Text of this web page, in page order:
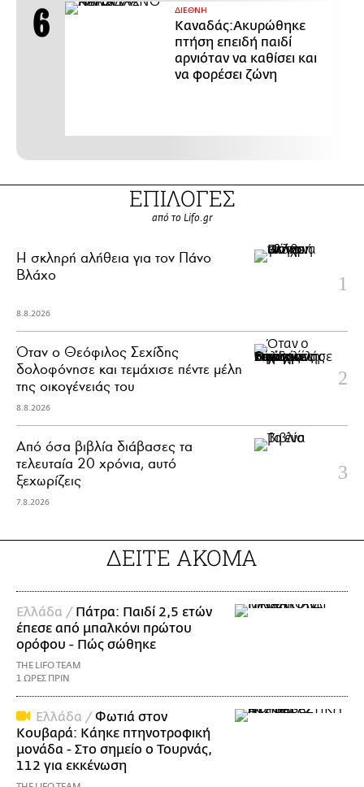
ΔΙΕΘΝΗ
Καναδάς:Ακυρώθηκε
πτήση επειδή παιδί
αρνιόταν να καθίσει και
να φορέσει ζώνη
ΕΠΙΛΟΓΕΣ
από το Lifo.gr
H σκληρή αλήθεια για τον Πάνο
Βλάχο
8.8.2026
Όταν ο Θεόφιλος Σεχίδης
δολοφόνησε και τεμάχισε πέντε μέλη
της οικογένειάς του
8.8.2026
Από όσα βιβλία διάβασες τα
τελευταία 20 χρόνια, αυτό
ξεχωρίζεις
7.8.2026
ΔΕΙΤΕ ΑΚΟΜΑ
Ελλάδα / Πάτρα: Παιδί 2,5 ετών
έπεσε από μπαλκόνι πρώτου
ορόφου - Πώς σώθηκε
THE LIFO TEAM
1 ΩΡΕΣ ΠΡΙΝ
Ελλάδα /Φωτιά στον
Κουβαρά: Κάηκε πτηνοτροφική
μονάδα - Στο σημείο ο Τουρνάς,
112 για εκκένωση